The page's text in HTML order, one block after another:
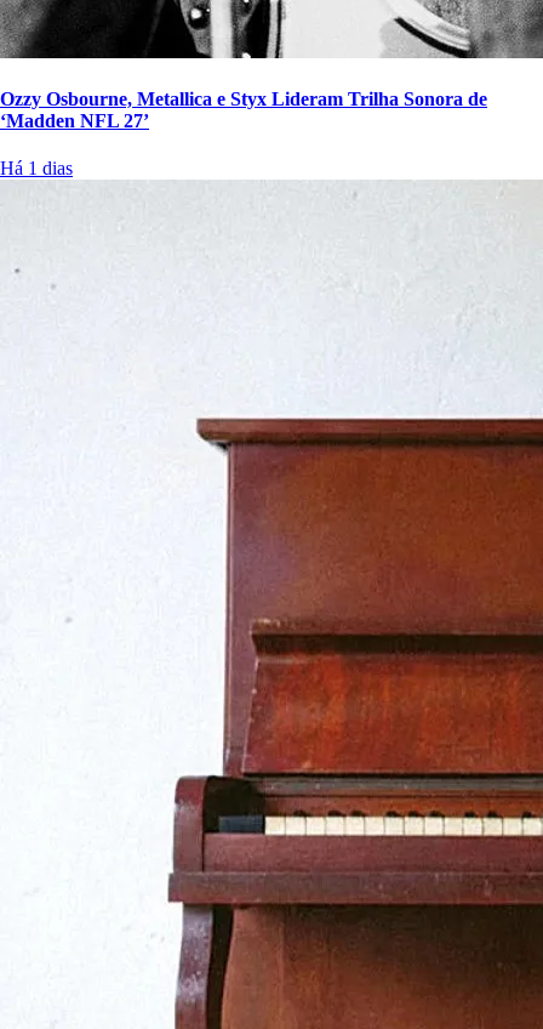
Ozzy Osbourne, Metallica e Styx Lideram Trilha Sonora de
‘Madden NFL 27’
Há 1 dias